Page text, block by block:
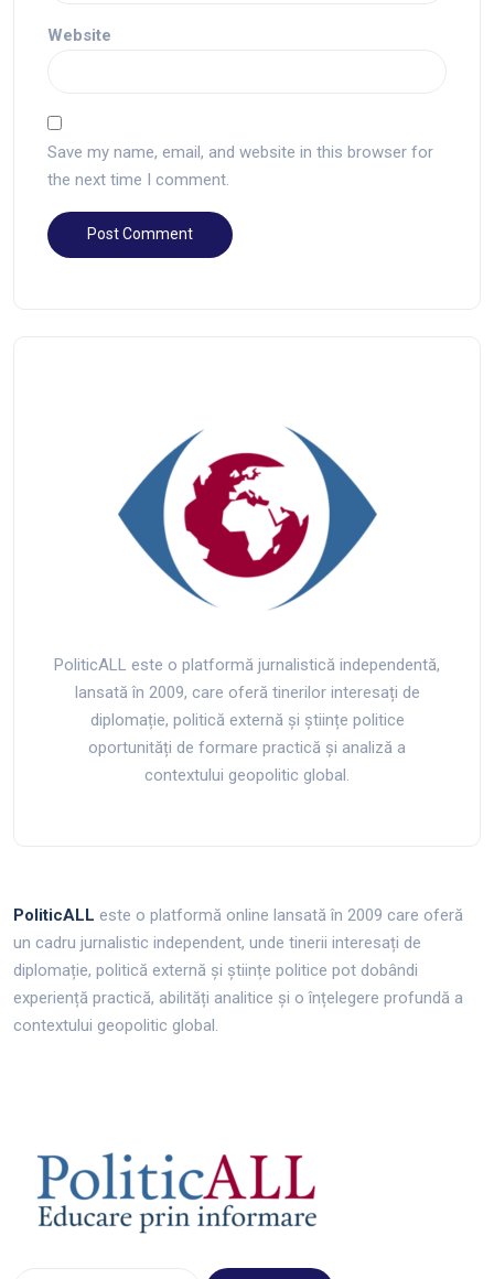
Website
Save my name, email, and website in this browser for
the next time I comment.
PoliticALL este o platformă jurnalistică independentă,
lansată în 2009, care oferă tinerilor interesați de
diplomație, politică externă și științe politice
oportunități de formare practică și analiză a
contextului geopolitic global.
PoliticALL este o platformă online lansată în 2009 care oferă
un cadru jurnalistic independent, unde tinerii interesați de
diplomație, politică externă și științe politice pot dobândi
experiență practică, abilități analitice și o înțelegere profundă a
contextului geopolitic global.